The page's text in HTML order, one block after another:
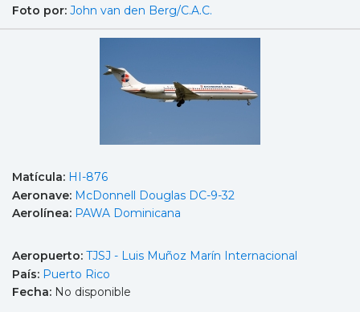
Foto por: John van den Berg/C.A.C.
Matícula: HI-876
Aeronave: McDonnell Douglas DC-9-32
Aerolínea: PAWA Dominicana
Aeropuerto: TJSJ - Luis Muñoz Marín Internacional
País: Puerto Rico
Fecha: No disponible